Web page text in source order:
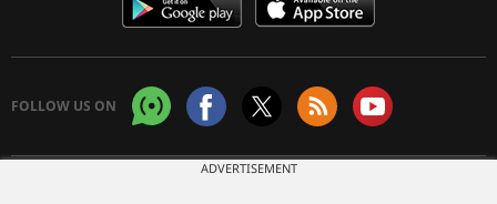
FOLLOW US ON
ADVERTISEMENT